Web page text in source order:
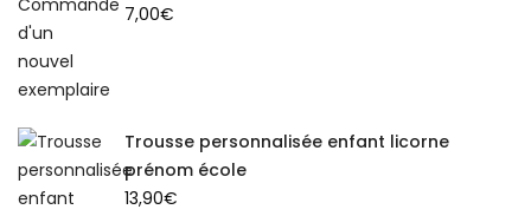
7,00€
Trousse personnalisée enfant licorne
prénom école
13,90€